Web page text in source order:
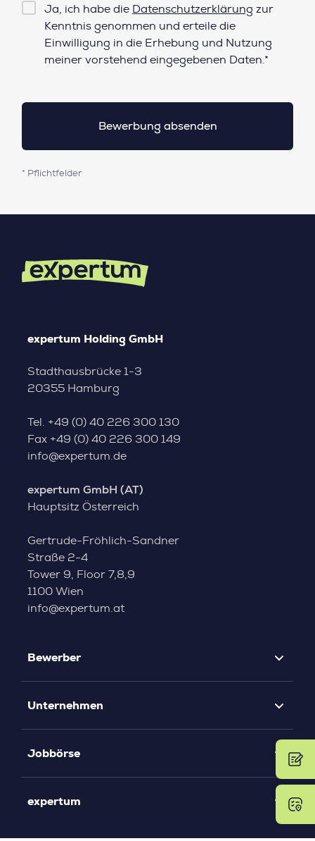
Checkbox
Datenschutz*
Ja, ich habe die Datenschutzerklärung zur
Kenntnis genommen und erteile die
Einwilligung in die Erhebung und Nutzung
meiner vorstehend eingegebenen Daten.*
* Pflichtfelder
expertum Holding GmbH
Stadthausbrücke 1-3
20355 Hamburg
Tel. +49 (0) 40 226 300 130
Fax +49 (0) 40 226 300 149
info@expertum.de
expertum GmbH (AT)
Hauptsitz Österreich
Gertrude-Fröhlich-Sandner
Straße 2-4
Tower 9, Floor 7,8,9
1100 Wien
info@expertum.at
Bewerber
Unternehmen
Jobbörse
expertum